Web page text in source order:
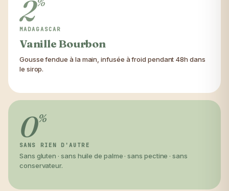
2
MADAGASCAR
Vanille Bourbon
Gousse fendue à la main, infusée à froid pendant 48h dans
le sirop.
0%
SANS RIEN D'AUTRE
Sans gluten · sans huile de palme · sans pectine · sans
conservateur.